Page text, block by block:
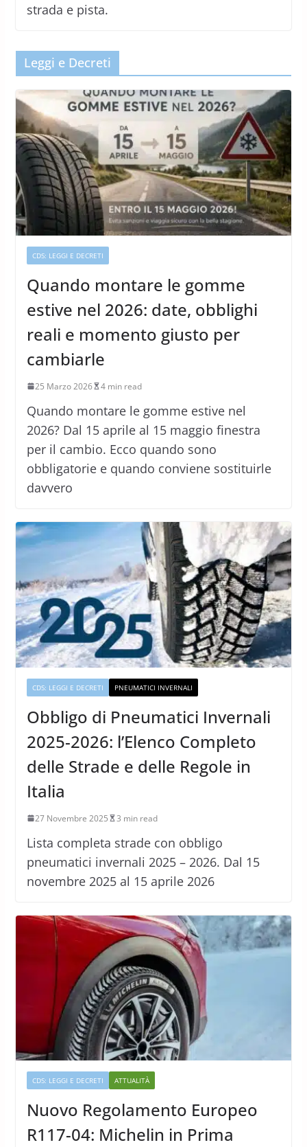
strada e pista.
Leggi e Decreti
CDS: LEGGI E DECRETI
Quando montare le gomme
estive nel 2026: date, obblighi
reali e momento giusto per
cambiarle
25 Marzo 2026 4 min read
Quando montare le gomme estive nel
2026? Dal 15 aprile al 15 maggio finestra
per il cambio. Ecco quando sono
obbligatorie e quando conviene sostituirle
davvero
CDS: LEGGI E DECRETI PNEUMATICI INVERNALI
Obbligo di Pneumatici Invernali
2025-2026: l’Elenco Completo
delle Strade e delle Regole in
Italia
27 Novembre 2025 3 min read
Lista completa strade con obbligo
pneumatici invernali 2025 – 2026. Dal 15
novembre 2025 al 15 aprile 2026
CDS: LEGGI E DECRETI ATTUALITÀ
Nuovo Regolamento Europeo
R117-04: Michelin in Prima